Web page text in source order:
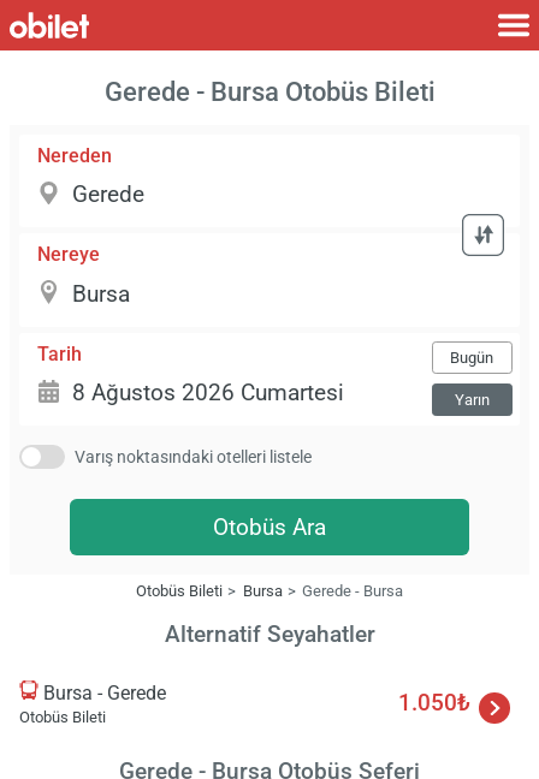
Gerede - Bursa Otobüs Bileti
Nereden
Nereye
Tarih Bugün
Yarın
Varış noktasındaki otelleri listele
Otobüs Ara
Otobüs Bileti Bursa Gerede - Bursa
Alternatif Seyahatler
Bursa - Gerede
Otobüs Bileti
1.050₺
Gerede - Bursa Otobüs Seferi